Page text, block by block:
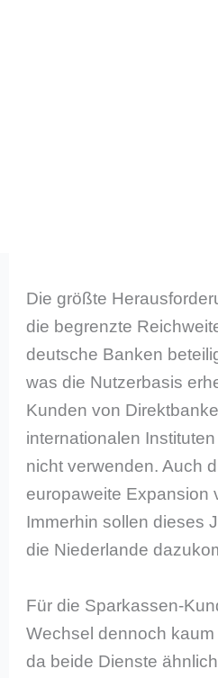
Die größte
die begrenzte
deutsche Banken
was die Nutzerbasis
Kunden von
internationalen
nicht verwenden. Auch
europaweite Expansion
Immerhin sollen dieses
die Niederlande
Für die Sparkassen-
Wechsel dennoch
da beide Dienste